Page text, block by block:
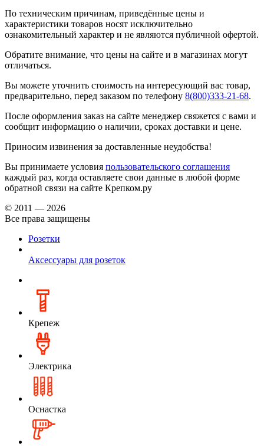
По техническим причинам, приведённые цены и
характеристики товаров носят исключительно
ознакомительный характер и не являются публичной офертой.
Обратите внимание, что цены на сайте и в магазинах могут
отличаться.
Вы можете уточнить стоимость на интересующий вас товар,
предварительно, перед заказом по телефону 8(800)333-21-68.
После оформления заказ на сайте менеджер свяжется с вами и
сообщит информацию о наличии, сроках доставки и цене.
Приносим извинения за доставленные неудобства!
Вы принимаете условия пользовательского соглашения
каждый раз, когда оставляете свои данные в любой форме
обратной связи на сайте Крепком.ру
© 2011 — 2026
Все права защищены
Розетки
Аксессуары для розеток
Крепеж
Электрика
Оснастка